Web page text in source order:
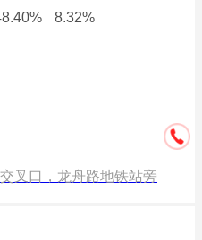
8.32%
叉口，龙舟路地铁站旁